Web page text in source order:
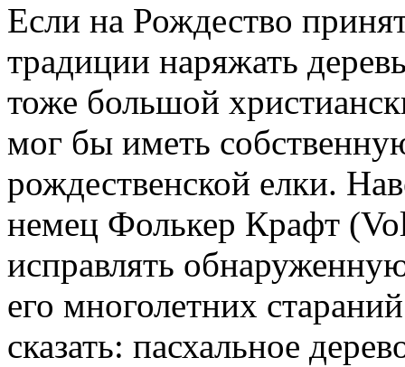
Если на Рождество
традиции наряжать
тоже большой
мог бы иметь
рождественской елки.
немец Фолькер Крафт
исправлять
его многолетних
сказать: пасхальное